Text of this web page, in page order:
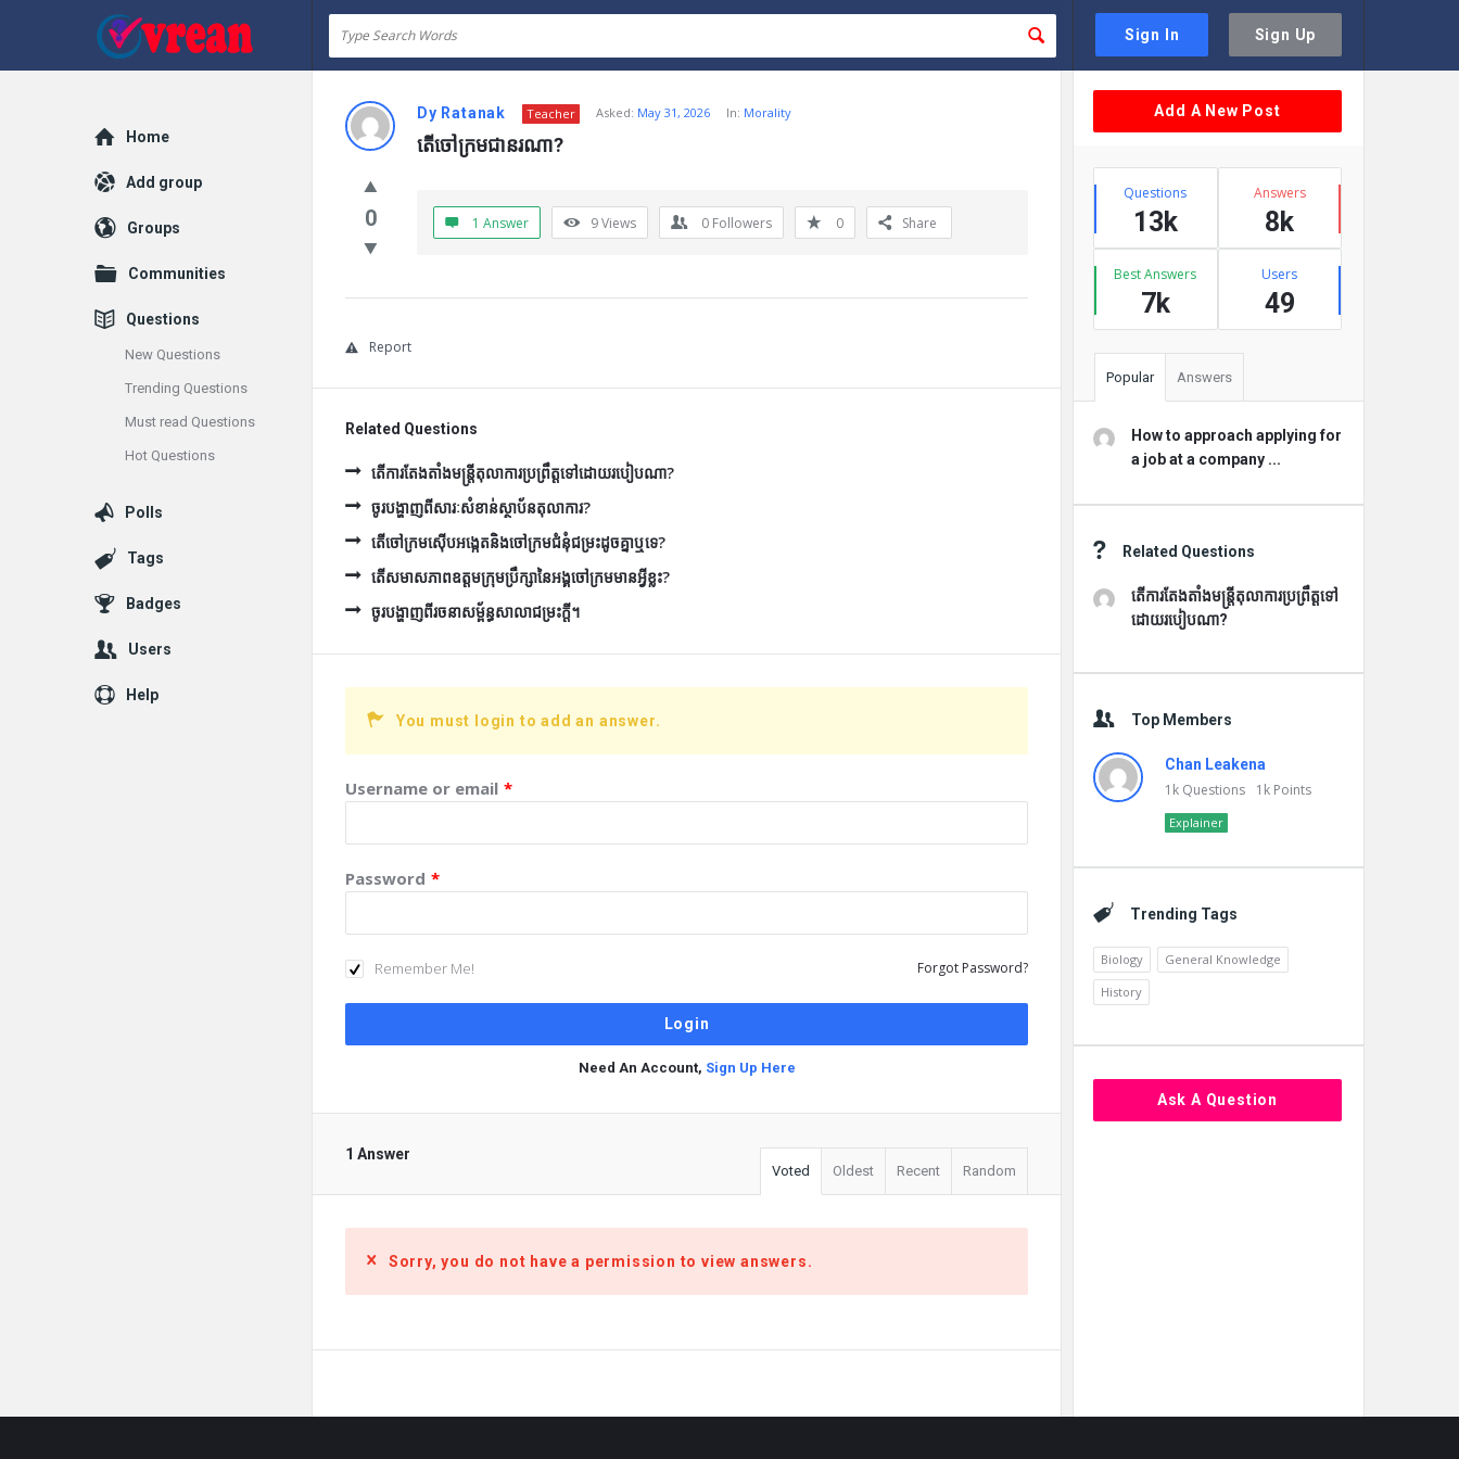
Sign In Sign Up
vrean.com
Dy Ratanak Teacher Asked: May 31, 2026 In: Morality
តើចៅក្រមជានរណា?
0 1 Answer 9Views 0 Followers 0 Share
Report
Related Questions
តើការតែងតាំងមន្រ្តីតុលាការប្រព្រឹត្តទៅដោយរបៀបណា?
ចូរបង្ហាញពីសារៈសំខាន់ស្ថាប័នតុលាការ?
តើចៅក្រមស៊ើបអង្កេតនិងចៅក្រមជំនុំជម្រះដូចគ្នាឬទេ?
តើសមាសភាពឧត្ដមក្រុមប្រឹក្សានៃអង្គចៅក្រមមានអ្វីខ្លះ?
ចូរបង្ហាញពីរចនាសម្ព័ន្ធសាលាជម្រះក្ដី។
You must login to add an answer.
Username or email *
Password *
Remember Me! Forgot Password?
Need An Account, Sign Up Here
1 Answer
Voted Oldest Recent Random
Sorry, you do not have a permission to view answers.
Sidebar
Add A New Post
Stats
Questions
13k
Answers
8k
Best Answers
7k
Users
49
Popular Answers
How to approach applying for
a job at a company ...
Related Questions
តើការតែងតាំងមន្រ្តីតុលាការប្រព្រឹត្តទៅ
ដោយរបៀបណា?
Top Members
Chan Leakena
1k Questions 1k Points
Explainer
Trending Tags
Biology
General Knowledge
History
Ask A Question
Explore
Home
Add group
Groups
Communities
Questions
New Questions
Trending Questions
Must read Questions
Hot Questions
Polls
Tags
Badges
Users
Help